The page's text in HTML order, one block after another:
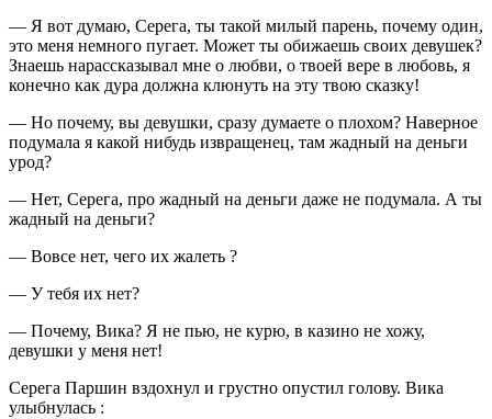
— Я вот думаю, Серега, ты такой милый парень, почему один,
это меня немного пугает. Может ты обижаешь своих девушек?
Знаешь нарассказывал мне о любви, о твоей вере в любовь, я
конечно как дура должна клюнуть на эту твою сказку!
— Но почему, вы девушки, сразу думаете о плохом? Наверное
подумала я какой нибудь извращенец, там жадный на деньги
урод?
— Нет, Серега, про жадный на деньги даже не подумала. А ты
жадный на деньги?
— Вовсе нет, чего их жалеть ?
— У тебя их нет?
— Почему, Вика? Я не пью, не курю, в казино не хожу,
девушки у меня нет!
Серега Паршин вздохнул и грустно опустил голову. Вика
улыбнулась :